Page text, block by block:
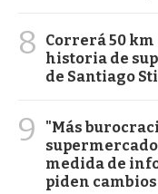
8
Correrá 50 km
historia de
de Santiago
9
"Más
medida de
piden cambios